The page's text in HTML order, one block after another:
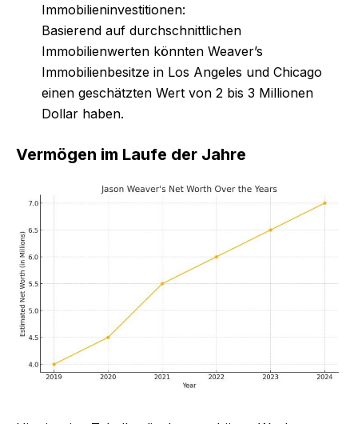
Immobilieninvestitionen:
Basierend auf durchschnittlichen
Immobilienwerten könnten Weaver’s
Immobilienbesitze in Los Angeles und Chicago
einen geschätzten Wert von 2 bis 3 Millionen
Dollar haben.
Vermögen im Laufe der Jahre